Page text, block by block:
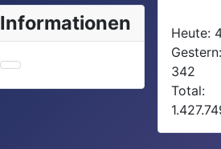
Informationen Heute:
Gestern:
342
Total: